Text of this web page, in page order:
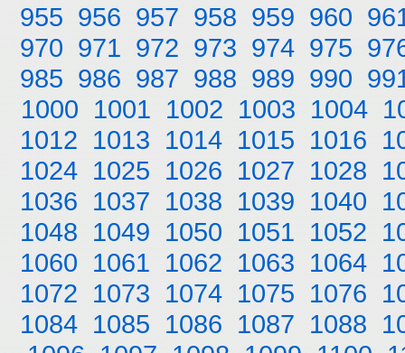
955 956 957 958 959 960
970 971 972 973 974 975
985 986 987 988 989 990
1000 1001 1002 1003 1004
1012 1013 1014 1015 1016
1024 1025 1026 1027 1028
1036 1037 1038 1039 1040
1048 1049 1050 1051 1052
1060 1061 1062 1063 1064
1072 1073 1074 1075 1076
1084 1085 1086 1087 1088